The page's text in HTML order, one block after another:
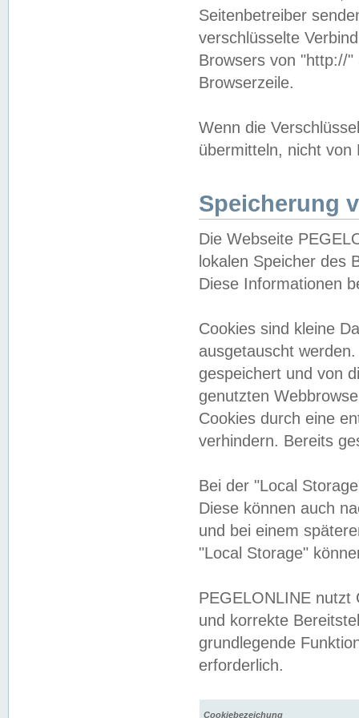
Seitenbetreiber
verschlüsselte
Browsers von "http://
Browserzeile.
Wenn die
übermitteln, nicht von
Speicherung
Die Webseite
lokalen Speicher des
Diese Informationen
Cookies sind kleine
ausgetauscht
gespeichert und von
genutzten
Cookies durch eine
verhindern. Bereits
Bei der "Local
Diese können auch
und bei einem
"Local Storage"
PEGELONLINE nutzt
und korrekte
grundlegende
erforderlich.
Cookiebezeichung